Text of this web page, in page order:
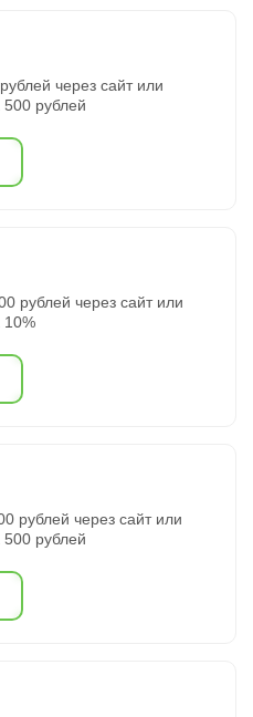
через сайт или
рублей
рублей через сайт или
10%
рублей через сайт или
рублей